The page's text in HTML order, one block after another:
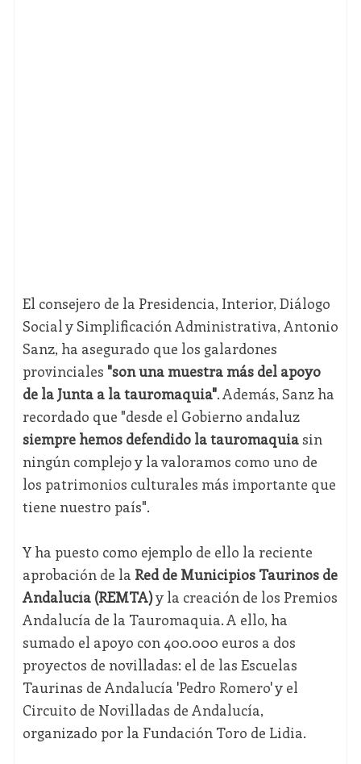
El consejero de la Presidencia, Interior, Diálogo
Social y Simplificación Administrativa, Antonio
Sanz, ha asegurado que los galardones
provinciales "son una muestra más del apoyo
de la Junta a la tauromaquia". Además, Sanz ha
recordado que "desde el Gobierno andaluz
siempre hemos defendido la tauromaquiasin
ningún complejo y la valoramos como uno de
los patrimonios culturales más importante que
tiene nuestro país".
Y ha puesto como ejemplo de ello la reciente
aprobación de la Red de Municipios Taurinos de
Andalucía (REMTA)y la creación de los Premios
Andalucía de la Tauromaquia. A ello, ha
sumado el apoyo con 400.000 euros a dos
proyectos de novilladas: el de las Escuelas
Taurinas de Andalucía 'Pedro Romero' y el
Circuito de Novilladas de Andalucía,
organizado por la Fundación Toro de Lidia.